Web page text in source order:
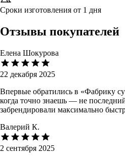
Сроки изготовления от 1 дня
Отзывы покупателей
Елена Шокурова
22 декабря 2025
Впервые обратились в «Фабрику
когда точно знаешь — не
забрендировали максимально
Валерий К.
2 сентября 2025